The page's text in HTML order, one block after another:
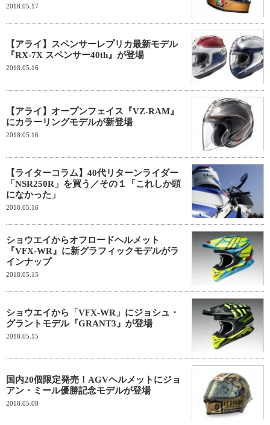
2018.05.17
【アライ】スペンサーレプリカ最新モデル
『RX-7X スペンサー40th』が登場
2018.05.16
【アライ】オープンフェイス『VZ-RAM』
にカラーリングモデルが新登場
2018.05.16
【ライターコラム】40代リターンライダー
「NSR250R」を買う／その１「これしか頭
になかった」
2018.05.16
ショウエイからオフロードヘルメット
『VFX-WR』に新グラフィックモデルがラ
インナップ
2018.05.15
ショウエイから「VFX-WR」にジョシュ・
グラントモデル『GRANT3』が登場
2018.05.15
国内20個限定発売！AGVヘルメットにジョ
アン・ミール優勝記念モデルが登場
2018.05.08